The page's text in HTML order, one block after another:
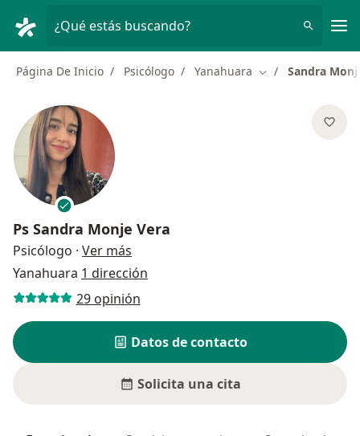
¿Qué estás buscando?
Página De Inicio Psicólogo Yanahuara Cambiar de ciudad
Sandra
Ps Sandra Monje Vera
Psicólogo · Ver más
Yanahuara 1 dirección
29 opinión
Datos de contacto
Solicita una cita